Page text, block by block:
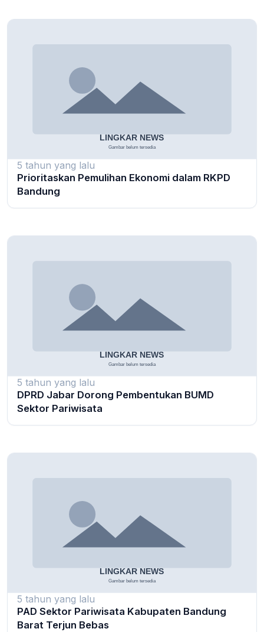
5 tahun yang lalu
Prioritaskan Pemulihan Ekonomi dalam RKPD
Bandung
5 tahun yang lalu
DPRD Jabar Dorong Pembentukan BUMD
Sektor Pariwisata
5 tahun yang lalu
PAD Sektor Pariwisata Kabupaten Bandung
Barat Terjun Bebas